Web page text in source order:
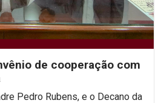
de cooperação com
Pedro Rubens, e o Decano da